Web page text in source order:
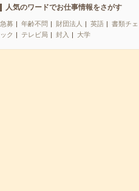
人気のワードでお仕事情報をさがす
急募 年齢不問 財団法人 英語
書類チェ
ック
テレビ局 封入 大学